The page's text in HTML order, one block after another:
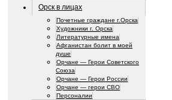
Орск в лицах
Почетные граждане г.Орска
Художники г. Орска
Литературные имена
Афганистан болит в моей
душе
Орчане — Герои Советского
Союза
Орчане — Герои России
Орчане — герои СВО
Персоналии